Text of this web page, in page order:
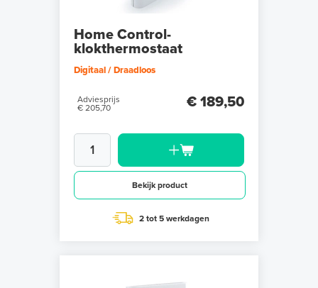
Home Control-
klokthermostaat
Digitaal / Draadloos
Adviesprijs
€ 205,70
€ 189,50
Bekijk product
2 tot 5 werkdagen